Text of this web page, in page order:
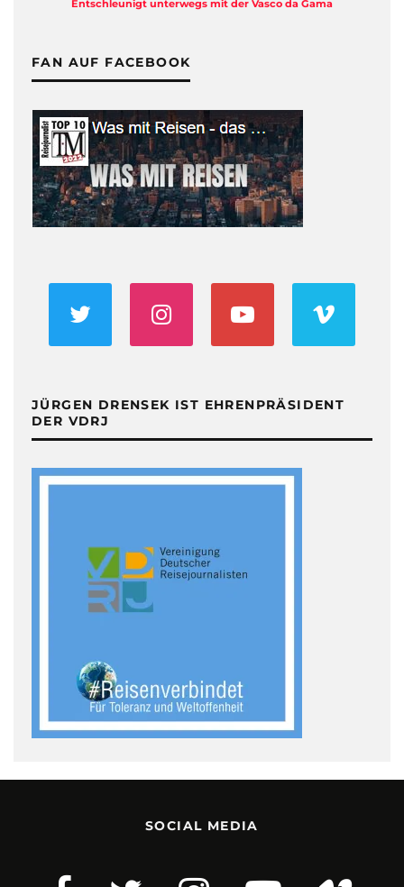
Entschleunigt unterwegs mit der Vasco da Gama
FAN AUF FACEBOOK
JÜRGEN DRENSEK IST EHRENPRÄSIDENT
DER VDRJ
SOCIAL MEDIA